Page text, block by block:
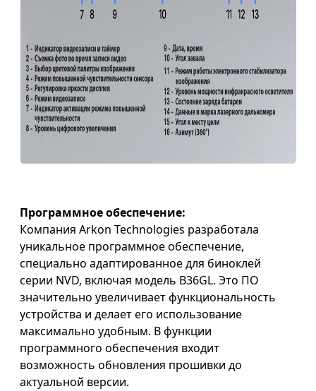
Программное обеспечение:
Компания Arkon Technologies разработала
уникальное программное обеспечение,
специально адаптированное для биноклей
серии NVD, включая модель B36GL. Это ПО
значительно увеличивает функциональность
устройства и делает его использование
максимально удобным. В функции
программного обеспечения входит
возможность обновления прошивки до
актуальной версии.